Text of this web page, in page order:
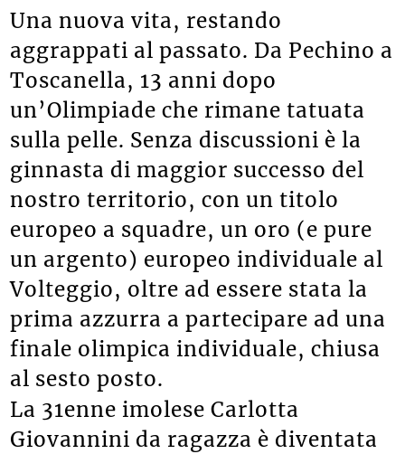
Una nuova vita, restando
aggrappati al passato. Da Pechino a
Toscanella, 13 anni dopo
un’Olimpiade che rimane tatuata
sulla pelle. Senza discussioni è la
ginnasta di maggior successo del
nostro territorio, con un titolo
europeo a squadre, un oro (e pure
un argento) europeo individuale al
Volteggio, oltre ad essere stata la
prima azzurra a partecipare ad una
finale olimpica individuale, chiusa
al sesto posto.
La 31enne imolese Carlotta
Giovannini da ragazza è diventata